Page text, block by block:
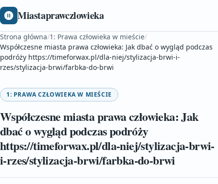
Miastaprawczlowieka
Strona główna/1: Prawa człowieka w mieście/
Współczesne miasta prawa człowieka: Jak dbać o wygląd podczas
podróży https://timeforwax.pl/dla-niej/stylizacja-brwi-i-
rzes/stylizacja-brwi/farbka-do-brwi
1: PRAWA CZŁOWIEKA W MIEŚCIE
Współczesne miasta prawa człowieka: Jak
dbać o wygląd podczas podróży
https://timeforwax.pl/dla-niej/stylizacja-brwi-
i-rzes/stylizacja-brwi/farbka-do-brwi